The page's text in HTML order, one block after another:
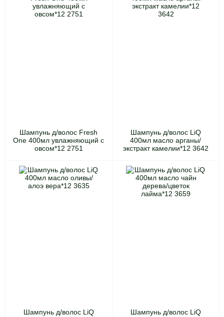
Шампунь д/волос Fresh
One 400мл увлажняющий с
овсом*12 2751
Шампунь д/волос LiQ
400мл масло арганы/
экстракт камелии*12 3642
Шампунь д/волос LiQ
Шампунь д/волос LiQ